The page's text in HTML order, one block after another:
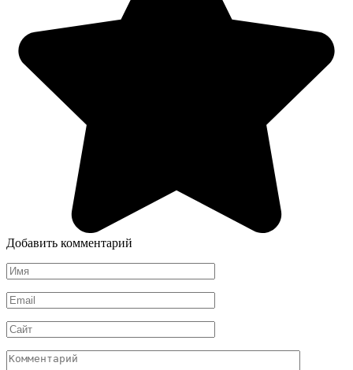
Добавить комментарий
Имя
*
Email
*
Сайт
Комментарий